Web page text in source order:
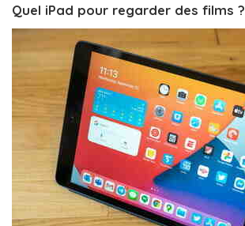
Quel iPad pour regarder des films ?